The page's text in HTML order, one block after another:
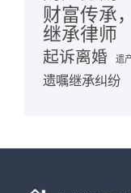
财富传承
继承律师
起诉离婚 遗
遗嘱继承纠纷